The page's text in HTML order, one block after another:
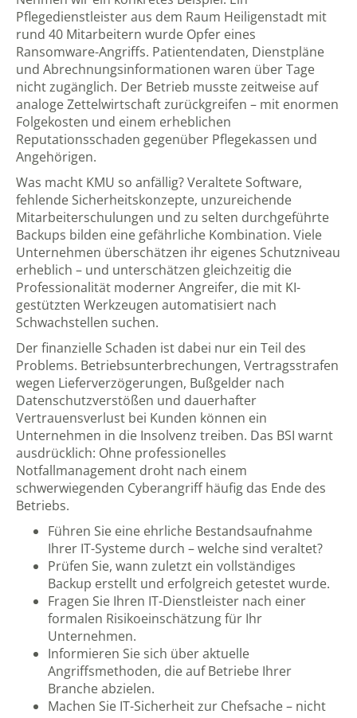
Pflegedienstleister aus dem Raum Heiligenstadt mit
rund 40 Mitarbeitern wurde Opfer eines
Ransomware-Angriffs. Patientendaten, Dienstpläne
und Abrechnungsinformationen waren über Tage
nicht zugänglich. Der Betrieb musste zeitweise auf
analoge Zettelwirtschaft zurückgreifen – mit enormen
Folgekosten und einem erheblichen
Reputationsschaden gegenüber Pflegekassen und
Angehörigen.
Was macht KMU so anfällig? Veraltete Software,
fehlende Sicherheitskonzepte, unzureichende
Mitarbeiterschulungen und zu selten durchgeführte
Backups bilden eine gefährliche Kombination. Viele
Unternehmen überschätzen ihr eigenes Schutzniveau
erheblich – und unterschätzen gleichzeitig die
Professionalität moderner Angreifer, die mit KI-
gestützten Werkzeugen automatisiert nach
Schwachstellen suchen.
Der finanzielle Schaden ist dabei nur ein Teil des
Problems. Betriebsunterbrechungen, Vertragsstrafen
wegen Lieferverzögerungen, Bußgelder nach
Datenschutzverstößen und dauerhafter
Vertrauensverlust bei Kunden können ein
Unternehmen in die Insolvenz treiben. Das BSI warnt
ausdrücklich: Ohne professionelles
Notfallmanagement droht nach einem
schwerwiegenden Cyberangriff häufig das Ende des
Betriebs.
Führen Sie eine ehrliche Bestandsaufnahme
Ihrer IT-Systeme durch – welche sind veraltet?
Prüfen Sie, wann zuletzt ein vollständiges
Backup erstellt und erfolgreich getestet wurde.
Fragen Sie Ihren IT-Dienstleister nach einer
formalen Risikoeinschätzung für Ihr
Unternehmen.
Informieren Sie sich über aktuelle
Angriffsmethoden, die auf Betriebe Ihrer
Branche abzielen.
Machen Sie IT-Sicherheit zur Chefsache – nicht